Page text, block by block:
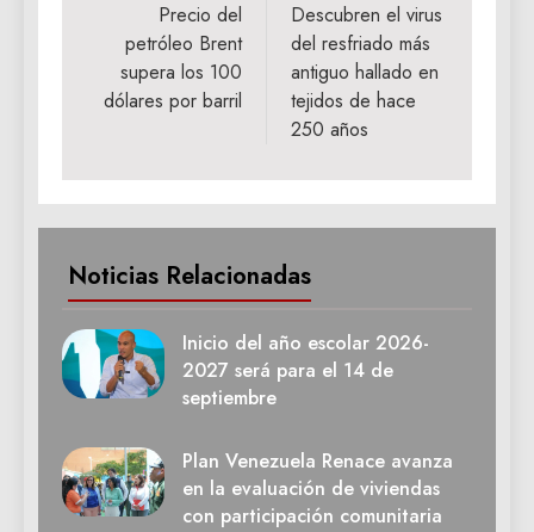
entradas
Precio del
petróleo Brent
supera los 100
dólares por barril
Descubren el virus
del resfriado más
antiguo hallado en
tejidos de hace
250 años
Noticias Relacionadas
Inicio del año escolar 2026-
2027 será para el 14 de
septiembre
Plan Venezuela Renace avanza
en la evaluación de viviendas
con participación comunitaria